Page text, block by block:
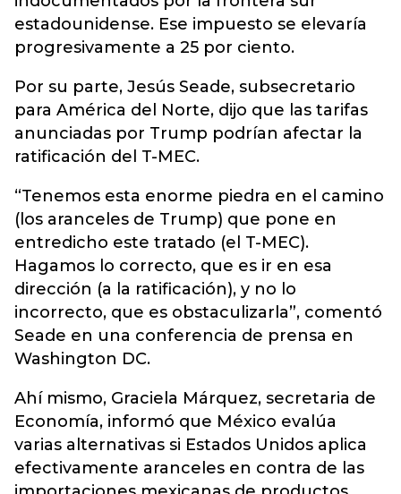
estadounidense. Ese impuesto se elevaría
progresivamente a 25 por ciento.
Por su parte, Jesús Seade, subsecretario
para América del Norte, dijo que las tarifas
anunciadas por Trump podrían afectar la
ratificación del T-MEC.
“Tenemos esta enorme piedra en el camino
(los aranceles de Trump) que pone en
entredicho este tratado (el T-MEC).
Hagamos lo correcto, que es ir en esa
dirección (a la ratificación), y no lo
incorrecto, que es obstaculizarla”, comentó
Seade en una conferencia de prensa en
Washington DC.
Ahí mismo, Graciela Márquez, secretaria de
Economía, informó que México evalúa
varias alternativas si Estados Unidos aplica
efectivamente aranceles en contra de las